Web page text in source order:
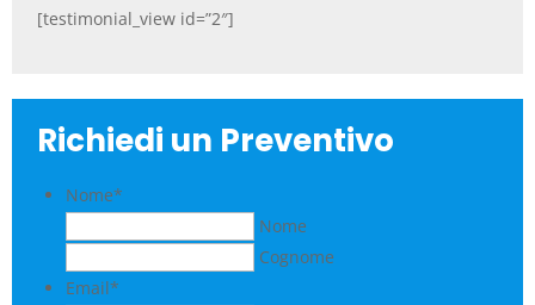
[testimonial_view id=”2″]
Richiedi un Preventivo
Nome*
Nome
Cognome
Email*